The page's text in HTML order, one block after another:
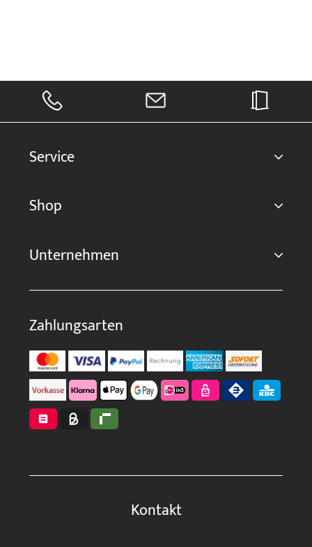
Service
Shop
Unternehmen
Zahlungsarten
Kontakt